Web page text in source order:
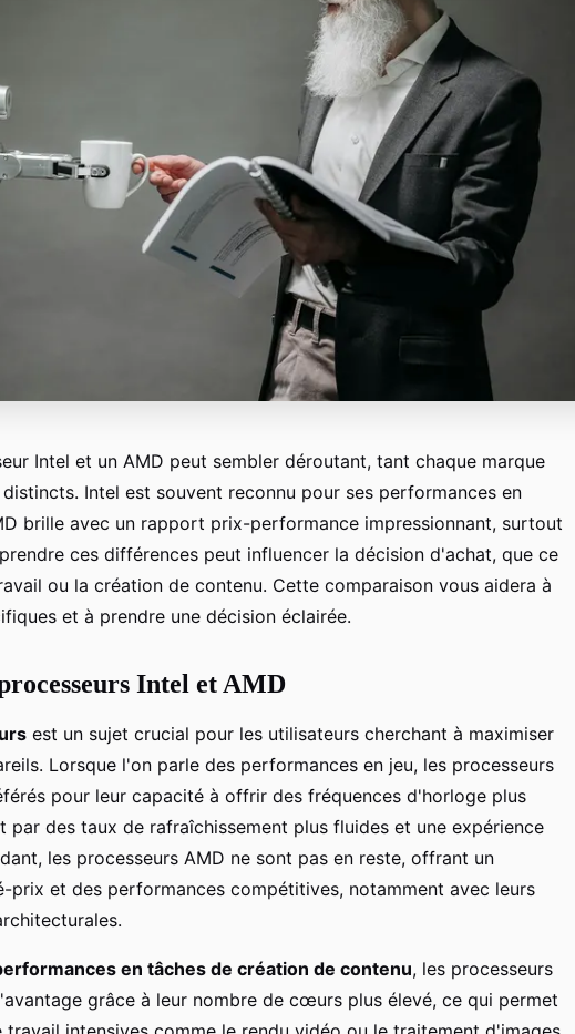
Intel et un AMD peut sembler déroutant, tant chaque marque
Intel est souvent reconnu pour ses performances en
brille avec un rapport prix-performance impressionnant, surtout
ces différences peut influencer la décision d'achat, que ce
ou la création de contenu. Cette comparaison vous aidera à
et à prendre une décision éclairée.
Intel et AMD
est un sujet crucial pour les utilisateurs cherchant à maximiser
Lorsque l'on parle des performances en jeu, les processeurs
pour leur capacité à offrir des fréquences d'horloge plus
par des taux de rafraîchissement plus fluides et une expérience
les processeurs AMD ne sont pas en reste, offrant un
prix et des performances compétitives, notamment avec leurs
en tâches de création de contenu, les processeurs
grâce à leur nombre de cœurs plus élevé, ce qui permet